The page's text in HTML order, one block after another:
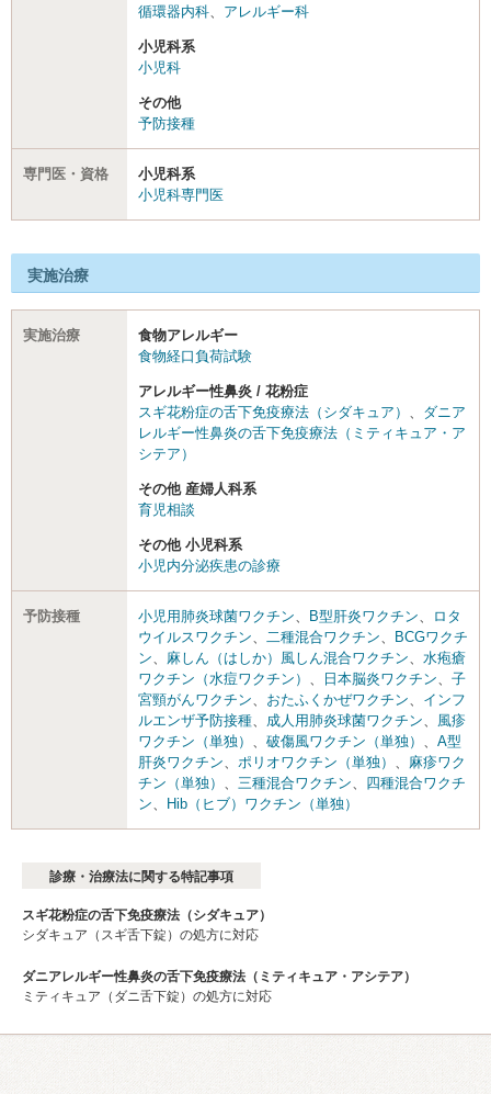
循環器内科
アレルギー科
小児科系
小児科
その他
予防接種
専門医・資格
小児科系
小児科専門医
実施治療
実施治療
食物アレルギー
食物経口負荷試験
アレルギー性鼻炎 / 花粉症
スギ花粉症の舌下免疫療法（シダキュア）
ダニア
レルギー性鼻炎の舌下免疫療法（ミティキュア・ア
シテア）
その他 産婦人科系
育児相談
その他 小児科系
小児内分泌疾患の診療
予防接種 小児用肺炎球菌ワクチン B型肝炎ワクチン
ロタ
ウイルスワクチン
二種混合ワクチン
BCGワクチ
ン
麻しん（はしか）風しん混合ワクチン
水疱瘡
ワクチン（水痘ワクチン）
日本脳炎ワクチン
子
宮頸がんワクチン
おたふくかぜワクチン
インフ
ルエンザ予防接種
成人用肺炎球菌ワクチン
風疹
ワクチン（単独）
破傷風ワクチン（単独）
A型
肝炎ワクチン
ポリオワクチン（単独）
麻疹ワク
チン（単独）
三種混合ワクチン
四種混合ワクチ
ン
Hib（ヒブ）ワクチン（単独）
診療・治療法に関する特記事項
スギ花粉症の舌下免疫療法（シダキュア）
シダキュア（スギ舌下錠）の処方に対応
ダニアレルギー性鼻炎の舌下免疫療法（ミティキュア・アシテア）
ミティキュア（ダニ舌下錠）の処方に対応